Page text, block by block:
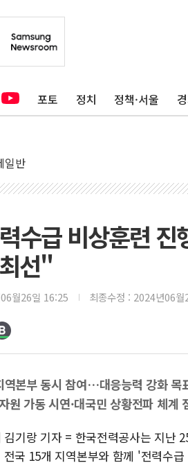
포토 정치 정책·서울
일반
수급 비상훈련
선"
월26일 16:25 최종수정 : 2024년06
역본부 동시 참여…대응능력 강화 목
원 가동 시연·대국민 상황전파 체계
기랑 기자 = 한국전력공사는 지난
전국 15개 지역본부와 함께 '전력수